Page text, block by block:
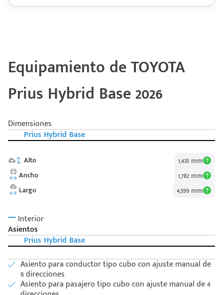
Descripción de funcionamiento motorización TOYOTA Prius
de 3.6 (A/h)
Equipamiento de TOYOTA
Prius Hybrid Base 2026
Dimensiones
Prius Hybrid Base
Alto
1,435 mm
Ancho
1,782 mm
Largo
4,599 mm
Interior
Asientos
Prius Hybrid Base
Asiento para conductor tipo cubo con ajuste manual de
6 direcciones
Asiento para pasajero tipo cubo con ajuste manual de 4